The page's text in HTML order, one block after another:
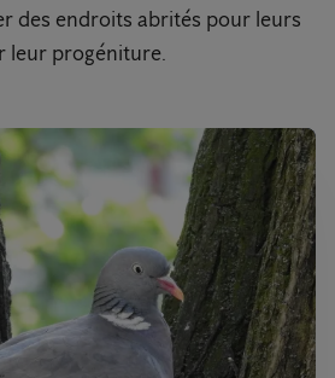
des endroits abrités pour leurs
leur progéniture.